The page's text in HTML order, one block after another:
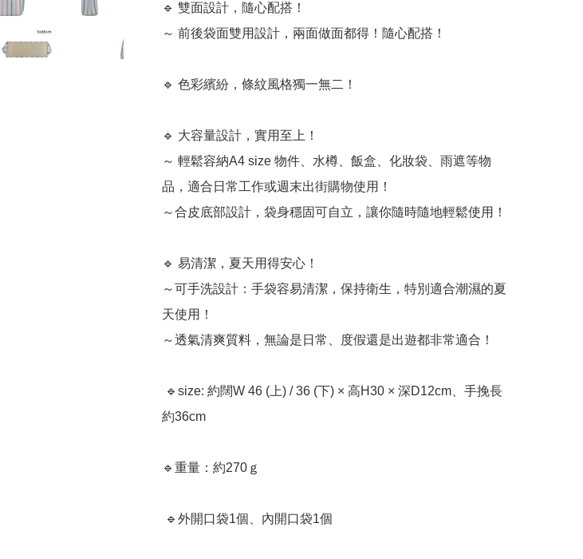
🔹 雙面設計，隨心配搭！
～ 前後袋面雙用設計，兩面做面都得！隨心配搭！
🔹 色彩繽紛，條紋風格獨一無二！
🔹 大容量設計，實用至上！
～ 輕鬆容納A4 size 物件、水樽、飯盒、化妝袋、雨遮等物
品，適合日常工作或週末出街購物使用！
～合皮底部設計，袋身穩固可自立，讓你隨時隨地輕鬆使用！
🔹 易清潔，夏天用得安心！
～可手洗設計：手袋容易清潔，保持衛生，特別適合潮濕的夏
天使用！
～透氣清爽質料，無論是日常、度假還是出遊都非常適合！
約36cm
🔹重量：約270ｇ